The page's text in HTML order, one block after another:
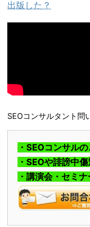
出版した？
SEOコンサルタント問
・SEOコンサル
・SEOや誹謗中
・講演会・セミ